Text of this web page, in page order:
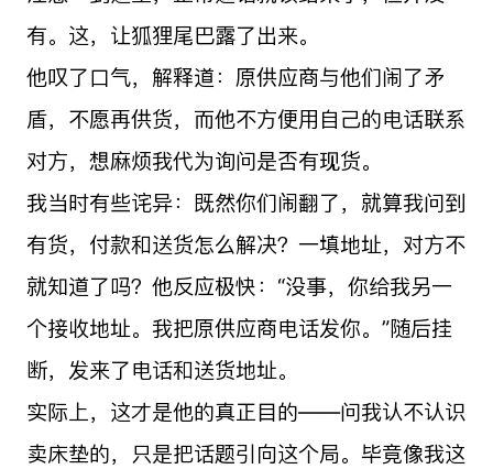
有。这，让狐狸尾巴露了出来。
他叹了口气，解释道：原供应商与他们闹了矛
盾，不愿再供货，而他不方便用自己的电话联系
对方，想麻烦我代为询问是否有现货。
我当时有些诧异：既然你们闹翻了，就算我问到
有货，付款和送货怎么解决？一填地址，对方不
就知道了吗？他反应极快：“没事，你给我另一
个接收地址。我把原供应商电话发你。”随后挂
断，发来了电话和送货地址。
实际上，这才是他的真正目的——问我认不认识
卖床垫的，只是把话题引向这个局。毕竟像我这